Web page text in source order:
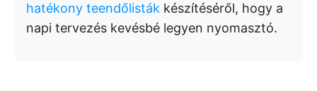
hatékony teendőlisták készítéséről, hogy a
napi tervezés kevésbé legyen nyomasztó.